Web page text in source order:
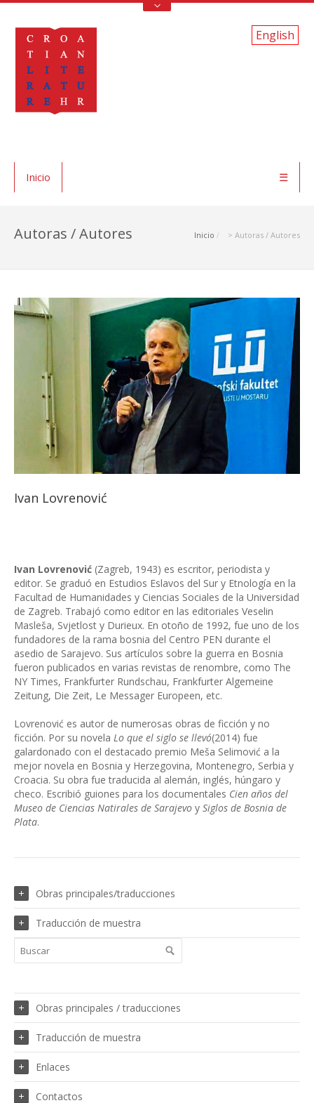
English
Inicio ☰
Inicio > Autoras / Autores
Autoras / Autores
Ivan Lovrenović
Ivan Lovrenović (Zagreb, 1943) es escritor, periodista y
editor. Se graduó en Estudios Eslavos del Sur y Etnología en la
Facultad de Humanidades y Ciencias Sociales de la Universidad
de Zagreb. Trabajó como editor en las editoriales Veselin
Masleša, Svjetlost y Durieux. En otoño de 1992, fue uno de los
fundadores de la rama bosnia del Centro PEN durante el
asedio de Sarajevo. Sus artículos sobre la guerra en Bosnia
fueron publicados en varias revistas de renombre, como The
NY Times, Frankfurter Rundschau, Frankfurter Algemeine
Zeitung, Die Zeit, Le Messager Europeen, etc.
Lovrenović es autor de numerosas obras de ficción y no
ficción. Por su novela Lo que el siglo se llevó(2014) fue
galardonado con el destacado premio Meša Selimović a la
mejor novela en Bosnia y Herzegovina, Montenegro, Serbia y
Croacia. Su obra fue traducida al alemán, inglés, húngaro y
checo. Escribió guiones para los documentales Cien años del
Museo de Ciencias Natirales de Sarajevo y Siglos de Bosnia de
Plata.
Obras principales/traducciones
Traducción de muestra
Obras principales / traducciones
Traducción de muestra
Enlaces
Contactos